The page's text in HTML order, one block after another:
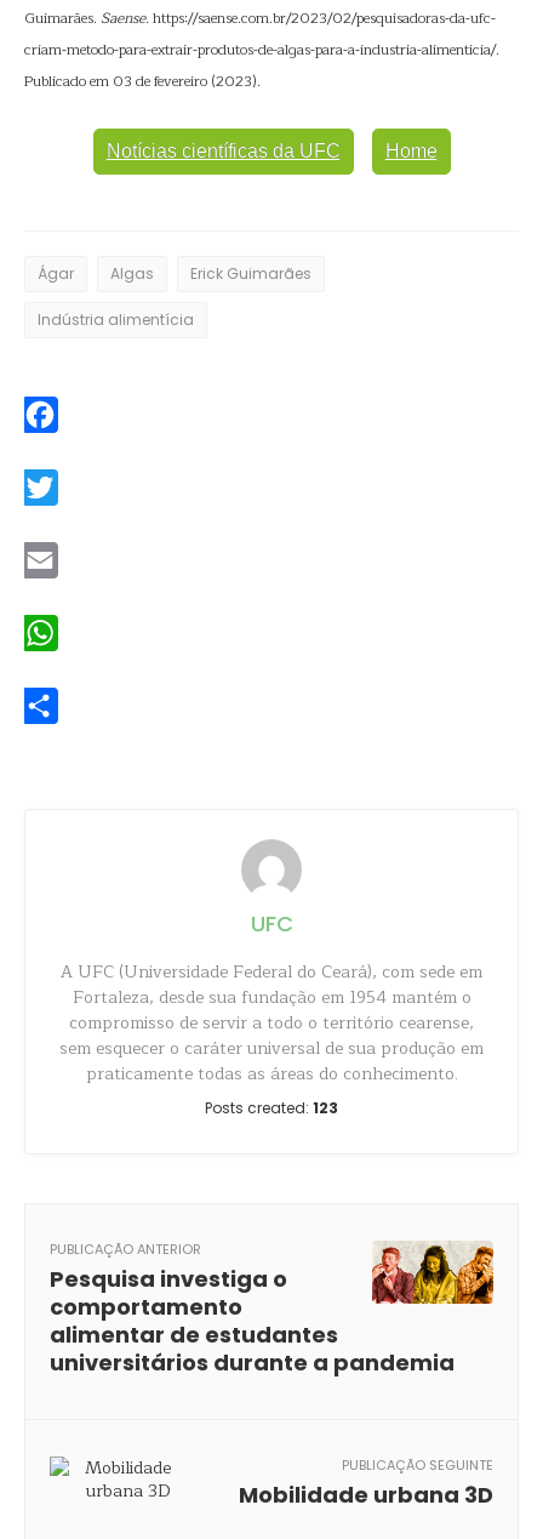
Guimarães. Saense. https://saense.com.br/2023/02/pesquisadoras-da-ufc-
criam-metodo-para-extrair-produtos-de-algas-para-a-industria-alimenticia/.
Publicado em 03 de fevereiro (2023).
Notícias científicas da UFC Home
Ágar Algas Erick Guimarães
Indústria alimentícia
UFC
A UFC (Universidade Federal do Ceará), com sede em
Fortaleza, desde sua fundação em 1954 mantém o
compromisso de servir a todo o território cearense,
sem esquecer o caráter universal de sua produção em
praticamente todas as áreas do conhecimento.
Posts created: 123
PUBLICAÇÃO ANTERIOR
Pesquisa investiga o
comportamento
alimentar de estudantes
universitários durante a pandemia
PUBLICAÇÃO SEGUINTE
Mobilidade urbana 3D